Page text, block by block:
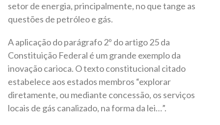
setor de energia, principalmente, no que tange as
questões de petróleo e gás.
A aplicação do parágrafo 2º do artigo 25 da
Constituição Federal é um grande exemplo da
inovação carioca. O texto constitucional citado
estabelece aos estados membros “explorar
diretamente, ou mediante concessão, os serviços
locais de gás canalizado, na forma da lei…”.